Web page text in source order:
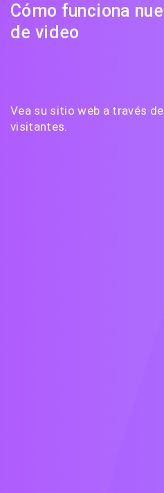
Cómo funciona
de video
Vea su sitio web a través
visitantes.